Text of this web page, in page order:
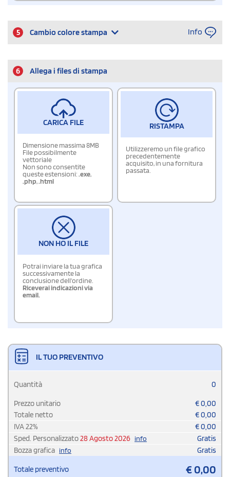
5 Cambio colore stampa Info
6 Allega i files di stampa
CARICA FILE
Dimensione massima 8MB
File possibilmente
vettoriale
Non sono consentite
queste estensioni:.exe,
.php,.html
RISTAMPA
Utilizzeremo un file grafico
precedentemente
acquisito, in una fornitura
passata.
NON HO IL FILE
Potrai inviare la tua grafica
successivamente la
conclusione dell'ordine.
Riceverai indicazioni via
email.
IL TUO PREVENTIVO
Quantità 0
Prezzo unitario €0,00
Totale netto
€0,00
IVA22% €0,00
Sped. Personalizzato28 Agosto 2026 info
Gratis
Bozza grafica info Gratis
Totale preventivo €0,00